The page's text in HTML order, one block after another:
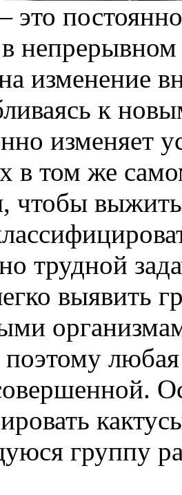
изменение
к
изменяет
в том же
чтобы
трудной
выявить
группу